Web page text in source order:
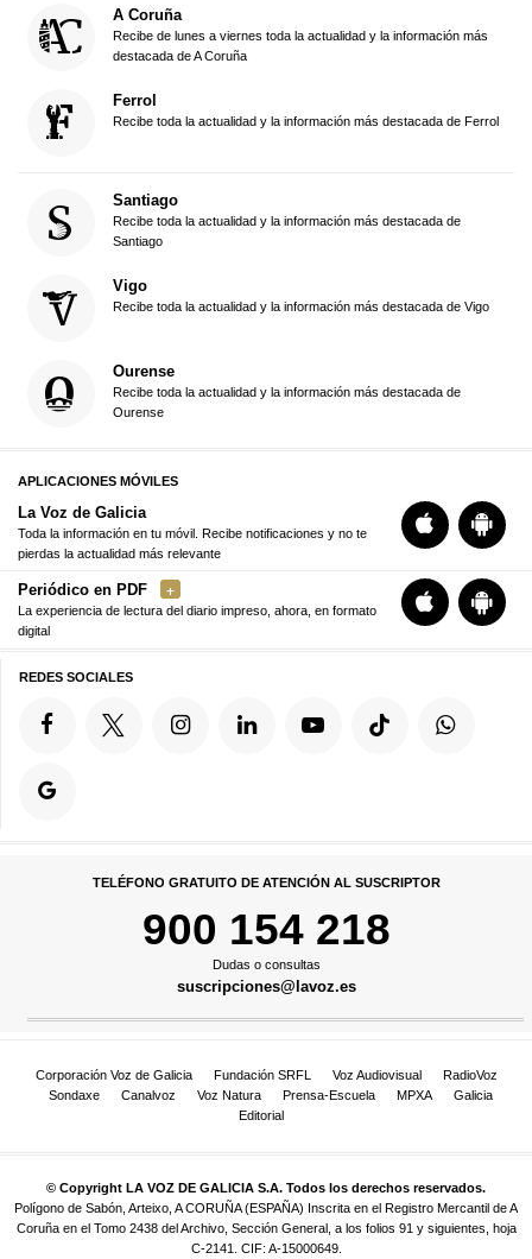
A Coruña
Recibe de lunes a viernes toda la actualidad y la información más
destacada de A Coruña
Ferrol
Recibe toda la actualidad y la información más destacada de Ferrol
Santiago
Recibe toda la actualidad y la información más destacada de
Santiago
Vigo
Recibe toda la actualidad y la información más destacada de Vigo
Ourense
Recibe toda la actualidad y la información más destacada de
Ourense
APLICACIONES MÓVILES
La Voz de Galicia
Toda la información en tu móvil. Recibe notificaciones y no te
pierdas la actualidad más relevante
Periódico en PDF
La experiencia de lectura del diario impreso, ahora, en formato
digital
REDES SOCIALES
TELÉFONO GRATUITO DE ATENCIÓN AL SUSCRIPTOR
900 154 218
Dudas o consultas
suscripciones@lavoz.es
Corporación Voz de Galicia Fundación SRFL Voz Audiovisual
RadioVoz
Sondaxe
Canalvoz Voz Natura Prensa-Escuela MPXA
Galicia
Editorial
© Copyright LA VOZ DE GALICIA S.A. Todos los derechos reservados.
Polígono de Sabón, Arteixo, A CORUÑA (ESPAÑA) Inscrita en el Registro Mercantil de A
Coruña en el Tomo 2438 del Archivo, Sección General, a los folios 91 y siguientes, hoja
C-2141. CIF: A-15000649.